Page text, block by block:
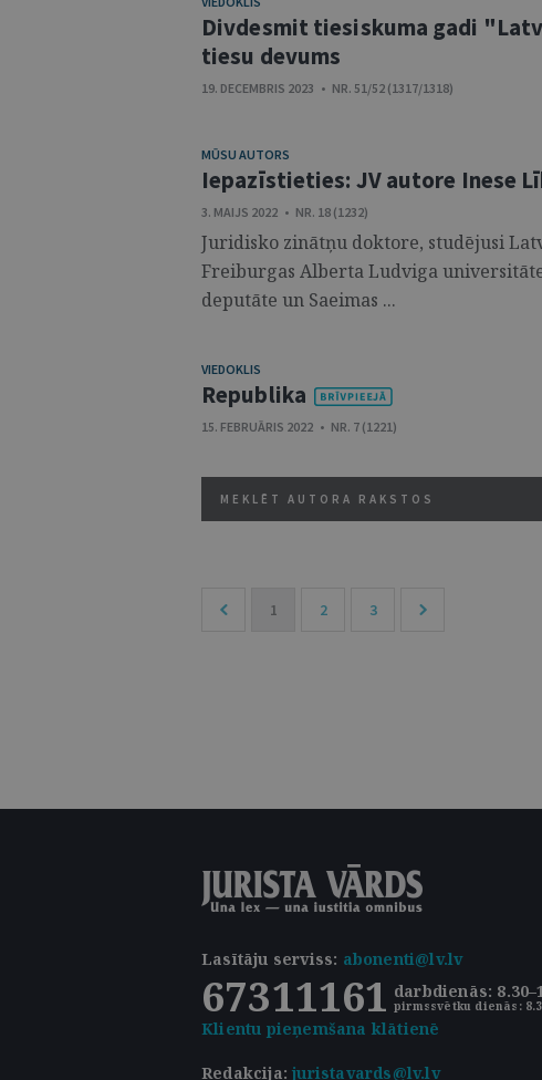
Divdesmit tiesiskuma gadi
tiesu devums
19. DECEMBRIS 2023 • NR. 51/52 (1317/1318)
MŪSU AUTORS
Iepazīstieties: JV autore Inese
3. MAIJS 2022 • NR. 18 (1232)
Juridisko zinātņu doktore, studējusi
Freiburgas Alberta Ludviga
deputāte un Saeimas ...
VIEDOKLIS
Republika
15. FEBRUĀRIS 2022 • NR. 7 (1221)
MEKLĒT AUTORA RAKSTOS
1 2 3
Lasītāju serviss: abonenti@lv.lv
67311161 darbdienās:
pirmssvētku dienās:
Klientu pieņemšana klātienē
Redakcija:juristavards@lv.lv